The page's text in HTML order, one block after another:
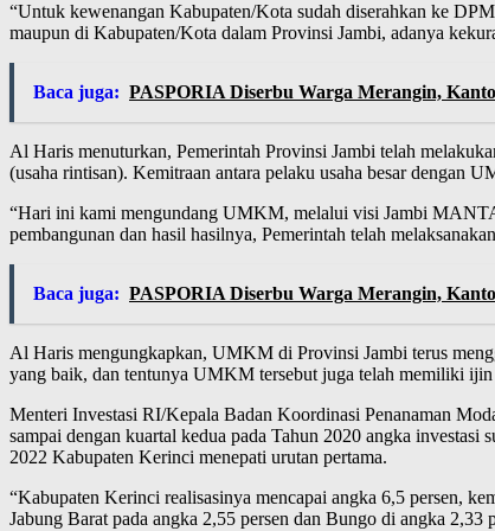
“Untuk kewenangan Kabupaten/Kota sudah diserahkan ke
maupun di Kabupaten/Kota dalam Provinsi Jambi, adanya
Baca juga: PASPORIA Diserbu Warga Merangin,
Al Haris menuturkan, Pemerintah Provinsi Jambi telah
(usaha rintisan). Kemitraan antara pelaku usaha besar dengan
“Hari ini kami mengundang UMKM, melalui visi Jambi
pembangunan dan hasil hasilnya, Pemerintah telah
Baca juga: PASPORIA Diserbu Warga Merangin,
Al Haris mengungkapkan, UMKM di Provinsi Jambi terus
yang baik, dan tentunya UMKM tersebut juga telah memiliki
Menteri Investasi RI/Kepala Badan Koordinasi Penanaman
sampai dengan kuartal kedua pada Tahun 2020 angka
2022 Kabupaten Kerinci menepati urutan pertama.
“Kabupaten Kerinci realisasinya mencapai angka 6,5 persen,
Jabung Barat pada angka 2,55 persen dan Bungo di angka 2,33